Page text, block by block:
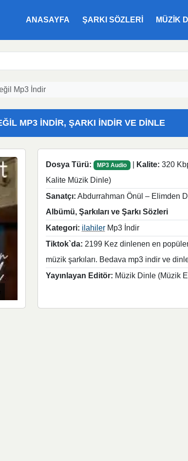
ANASAYFA ŞARKI SÖZLERI MÜZIK
Mp3 İndir
MP3 İNDIR, ŞARKI İNDIR VE DINLE
Dosya Türü: MP3 Audio Kalite: 320
Kalite Müzik Dinle)
Sanatçı: Abdurrahman Önül – Elimden
Albümü, Şarkıları ve Şarkı Sözleri
Kategori: ilahilerMp3 İndir
Tiktok`da: 2199 Kez dinlenen en
müzik şarkıları. Bedava mp3 indir ve
Yayınlayan Editör: Müzik Dinle (Müzik